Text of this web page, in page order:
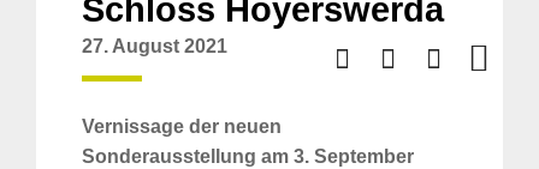
Schloss Hoyerswerda
27. August 2021
Vernissage der neuen
Sonderausstellung am 3. September